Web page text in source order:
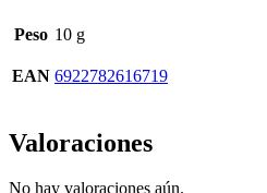
Peso 10 g
EAN 6922782616719
Valoraciones
No hay valoraciones aún.